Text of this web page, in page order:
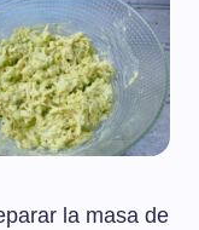
la masa de